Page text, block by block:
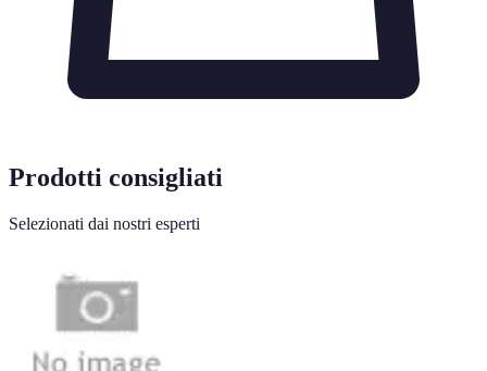
Prodotti consigliati
Selezionati dai nostri esperti